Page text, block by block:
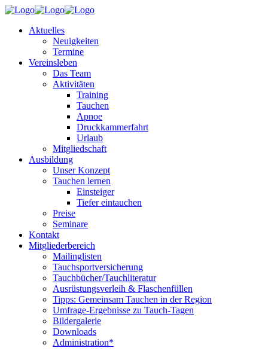
Aktuelles
Neuigkeiten
Termine
Vereinsleben
Das Team
Aktivitäten
Training
Tauchen
Apnoe
Druckkammerfahrt
Urlaub
Mitgliedschaft
Ausbildung
Unser Konzept
Tauchen lernen
Einsteiger
Tiefer eintauchen
Preise
Seminare
Kontakt
Mitgliederbereich
Mailinglisten
Tauchsportversicherung
Tauchbücher/Tauchliteratur
Ausrüstungsverleih & Flaschenfüllen
Tipps: Gemeinsam Tauchen in der Region
Umfrage-Ergebnisse zu Tauch-Tagen
Bildergalerie
Downloads
Administration*